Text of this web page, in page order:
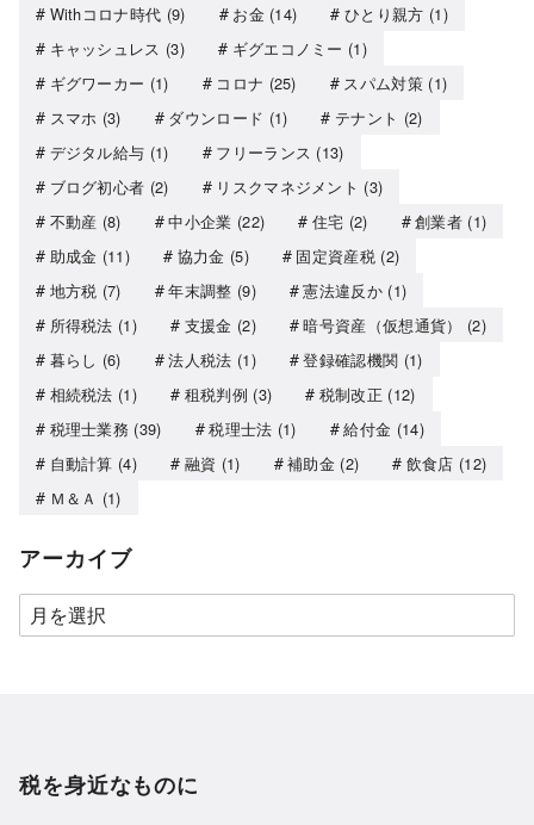
Withコロナ時代 (9) お金(14) ひとり親方 (1)
キャッシュレス (3) ギグエコノミー (1)
ギグワーカー (1) コロナ (25) スパム対策(1)
スマホ (3) ダウンロード (1) テナント (2)
デジタル給与 (1) フリーランス (13)
ブログ初心者 (2) リスクマネジメント (3)
不動産 (8) 中小企業 (22) 住宅 (2) 創業者 (1)
助成金 (11) 協力金 (5) 固定資産税(2)
地方税 (7) 年末調整 (9) 憲法違反か(1)
所得税法 (1) 支援金 (2) 暗号資産（仮想通貨）
(2)
暮らし (6) 法人税法 (1) 登録確認機関 (1)
相続税法 (1) 租税判例 (3) 税制改正 (12)
税理士業務 (39) 税理士法 (1) 給付金 (14)
自動計算 (4) 融資 (1) 補助金 (2) 飲食店 (12)
Ｍ＆Ａ (1)
アーカイブ
税を身近なものに